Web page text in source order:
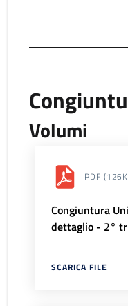
Volumi
PDF
Congiuntura
dettaglio - 2°
SCARICA FILE